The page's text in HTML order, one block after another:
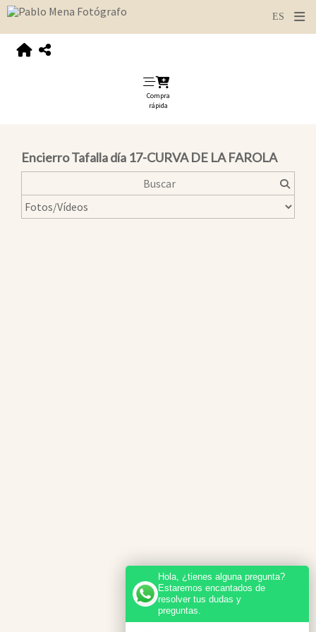
Compra
rápida
Encierro Tafalla día 17-CURVA DE LA FAROLA
Hola, ¿tienes alguna pregunta?
Estaremos encantados de
resolver tus dudas y
preguntas.